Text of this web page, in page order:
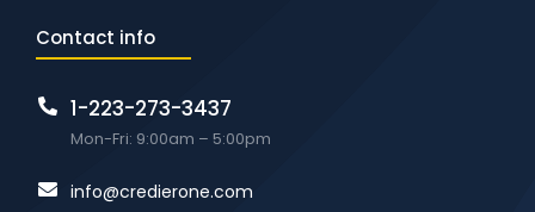
Contact info
1-223-273-3437
Mon-Fri: 9:00am – 5:00pm
info@credierone.com